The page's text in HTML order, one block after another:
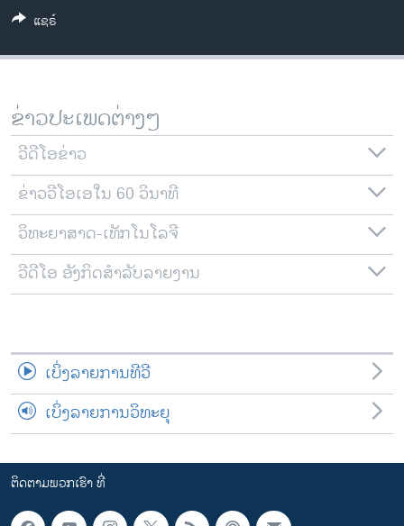
ສຽງ
ລາຍການກະຈາຍສຽງ
ຕິດຕາມພວກເຮົາ ທີ່
ພາສາຕ່າງໆ
ແຊຣ໌
ຂ່າວປະເພດຕ່າງໆ
ວີດີໂອຂ່າວ
ຂ່າວວີໂອເອໃນ 60 ວິນາທີ
ວິທະຍາສາດ-ເທັກໂນໂລຈີ
ວີດີໂອ ອັງກິດສຳລັບລາຍງານ
ເບິ່ງລາຍການທີວີ
ເບິ່ງລາຍການວິທະຍຸ
ຕິດຕາມພວກເຮົາ ທີ່